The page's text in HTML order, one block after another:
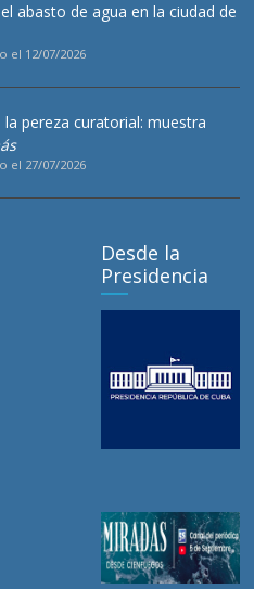
abasto de agua en la ciudad de
el 12/07/2026
la pereza curatorial: muestra
el 27/07/2026
Desde la
Presidencia